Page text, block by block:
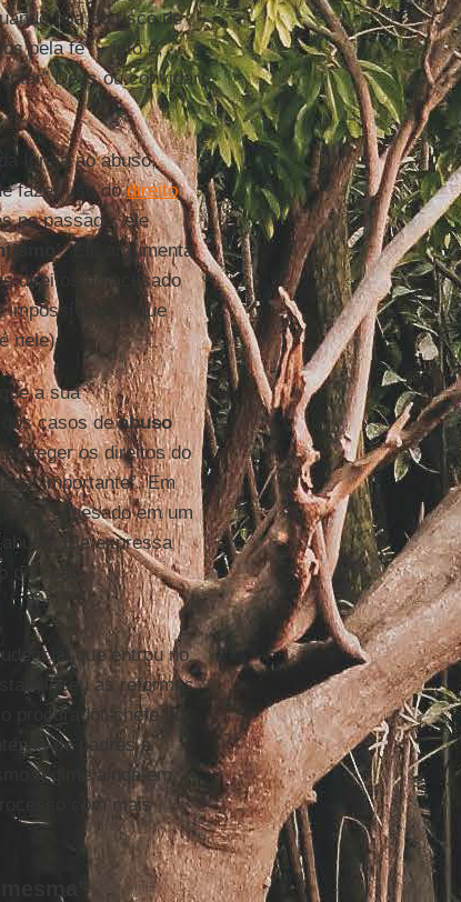
fala do risco de
pela fé” – isto é,
Deus ou convidar
Igreja ao abuso,
fazer uso dodireito
no passado, ele
”. Ele argumenta
direitos do acusado
impossíveis (o que
nele).
a sua
dos casos deabuso
os direitos do
importante”. Em
ser sopesado em um
Ele expressa
não
que entrou no
as reformas
procurador-chefe do
de padres a
regime ainda em
com mais